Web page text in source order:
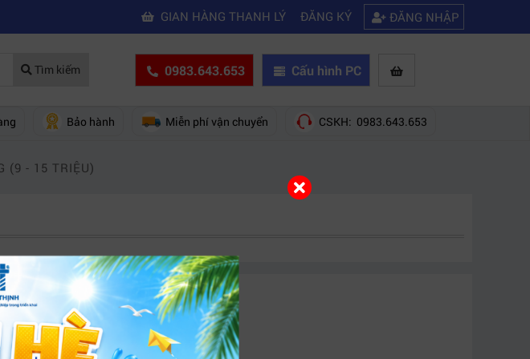
Mua máy quay phim hd giá rẻ nên mua của hãng nào?|Mách bạn 5 cách khắc phục laptop không kết nối
GIAN HÀNG THANH LÝ ĐĂNG KÝ ĐĂNG NHẬP
Tìm kiếm 0983.643.653 Cấu hình PC
Bảo hành Miễn phí vận chuyển CSKH: 0983.643.653
(9 - 15 TRIỆU)
Apple